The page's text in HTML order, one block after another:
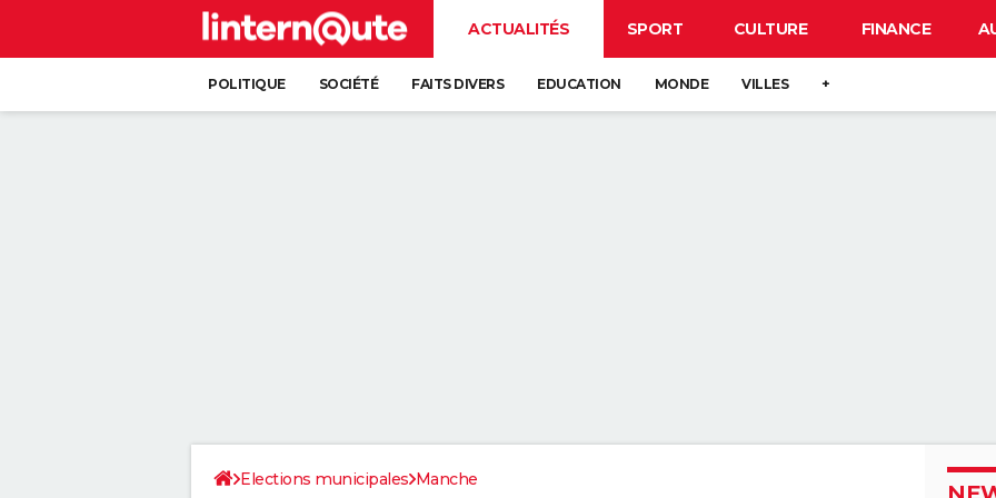
ACTUALITÉS SPORT CULTURE FINANCE
POLITIQUE SOCIÉTÉ FAITS DIVERS EDUCATION MONDE VILLES +
Elections municipales Manche